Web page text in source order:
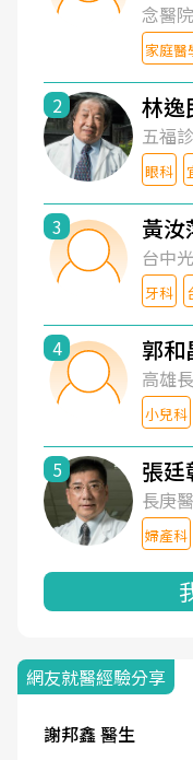
念醫院
家庭醫
2 林逸
五福
眼科
3 黃汝
台中
牙科
4 郭和
高雄
小兒科
5 張廷
長庚
婦產科
網友就醫經驗分享
謝邦鑫 醫生